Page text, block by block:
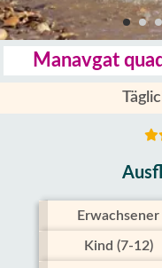
Manavgat
Erwachsener
Kind (7-12)